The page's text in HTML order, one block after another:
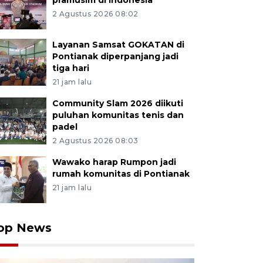
2 Agustus 2026 08:02
Layanan Samsat GOKATAN di
Pontianak diperpanjang jadi
tiga hari
21 jam lalu
Community Slam 2026 diikuti
puluhan komunitas tenis dan
padel
2 Agustus 2026 08:03
Wawako harap Rumpon jadi
rumah komunitas di Pontianak
21 jam lalu
News